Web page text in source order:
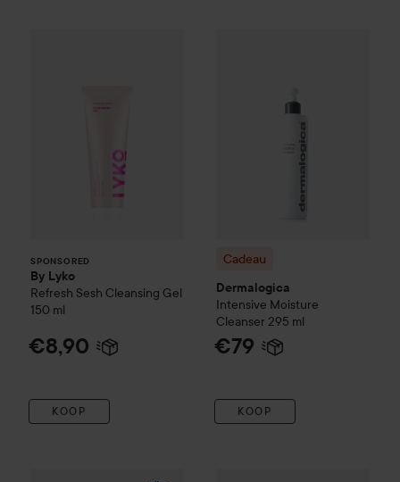
SPONSORED
By Lyko
Refresh Sesh Cleansing Gel
150 ml
€8,90
KOOP
Cadeau
Dermalogica
Intensive Moisture
Cleanser 295 ml
€79
KOOP